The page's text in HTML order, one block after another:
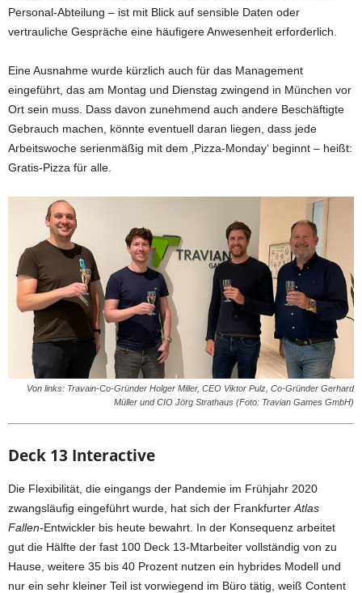
Personal-Abteilung – ist mit Blick auf sensible Daten oder
vertrauliche Gespräche eine häufigere Anwesenheit erforderlich.
Eine Ausnahme wurde kürzlich auch für das Management
eingeführt, das am Montag und Dienstag zwingend in München vor
Ort sein muss. Dass davon zunehmend auch andere Beschäftigte
Gebrauch machen, könnte eventuell daran liegen, dass jede
Arbeitswoche serienmäßig mit dem ‚Pizza-Monday‘ beginnt – heißt:
Gratis-Pizza für alle.
Von links: Travain-Co-Gründer Holger Miller, CEO Viktor Pulz, Co-Gründer Gerhard
Müller und CIO Jörg Strathaus (Foto: Travian Games GmbH)
Deck 13 Interactive
Die Flexibilität, die eingangs der Pandemie im Frühjahr 2020
zwangsläufig eingeführt wurde, hat sich der Frankfurter Atlas
Fallen-Entwickler bis heute bewahrt. In der Konsequenz arbeitet
gut die Hälfte der fast 100 Deck 13-Mtarbeiter vollständig von zu
Hause, weitere 35 bis 40 Prozent nutzen ein hybrides Modell und
nur ein sehr kleiner Teil ist vorwiegend im Büro tätig, weiß Content